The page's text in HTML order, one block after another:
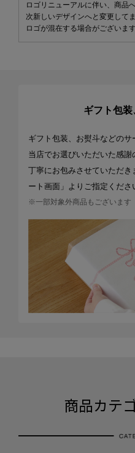
ロゴリニューアルに伴い、商品
次新しいデザインへと変更して
ロゴが混在する場合がございま
ギフト包装
ギフト包装、お熨斗などの
当店でお選びいただいた感
丁寧にお包みさせていただ
ート画面」よりご指定くださ
※一部対象外商品もございます
商品カテ